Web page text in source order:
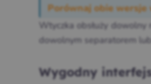
Porównaj obie wersje
Wtyczka obsłuży
dowolnym separatorem
Wygodny